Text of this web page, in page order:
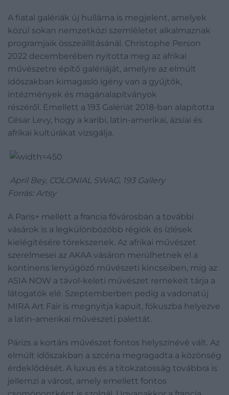
A fiatal galériák új hulláma is megjelent, amelyek
közül sokan nemzetközi szemléletet alkalmaznak
programjaik összeállításánál. Christophe Person
2022 decemberében nyitotta meg az afrikai
művészetre építő galériáját, amelyre az elmúlt
időszakban kimagasló igény van a gyűjtők,
intézmények és magánalapítványok
részéről. Emellett a 193 Galériát 2018-ban alapította
César Levy, hogy a karibi, latin-amerikai, ázsiai és
afrikai kultúrákat vizsgálja.
April Bey, COLONIAL SWAG, 193 Gallery
Forrás: Artsy
A Paris+ mellett a francia fővárosban a további
vásárok is a legkülönbözőbb régiók és ízlések
kielégítésére törekszenek. Az afrikai művészet
szerelmesei az AKAA vásáron merülhetnek el a
kontinens lenyűgöző művészeti kincseiben, míg az
ASIA NOW a távol-keleti művészet remekeit tárja a
látogatók elé. Szeptemberben pedig a vadonatúj
MIRA Art Fair is megnyitja kapuit, fókuszba helyezve
a latin-amerikai művészeti palettát.
Párizs a kortárs művészet fontos helyszínévé vált. Az
elmúlt időszakban a szcéna megragadta a közönség
érdeklődését. A luxus és a titokzatosság továbbra is
jellemzi a várost, amely emellett fontos